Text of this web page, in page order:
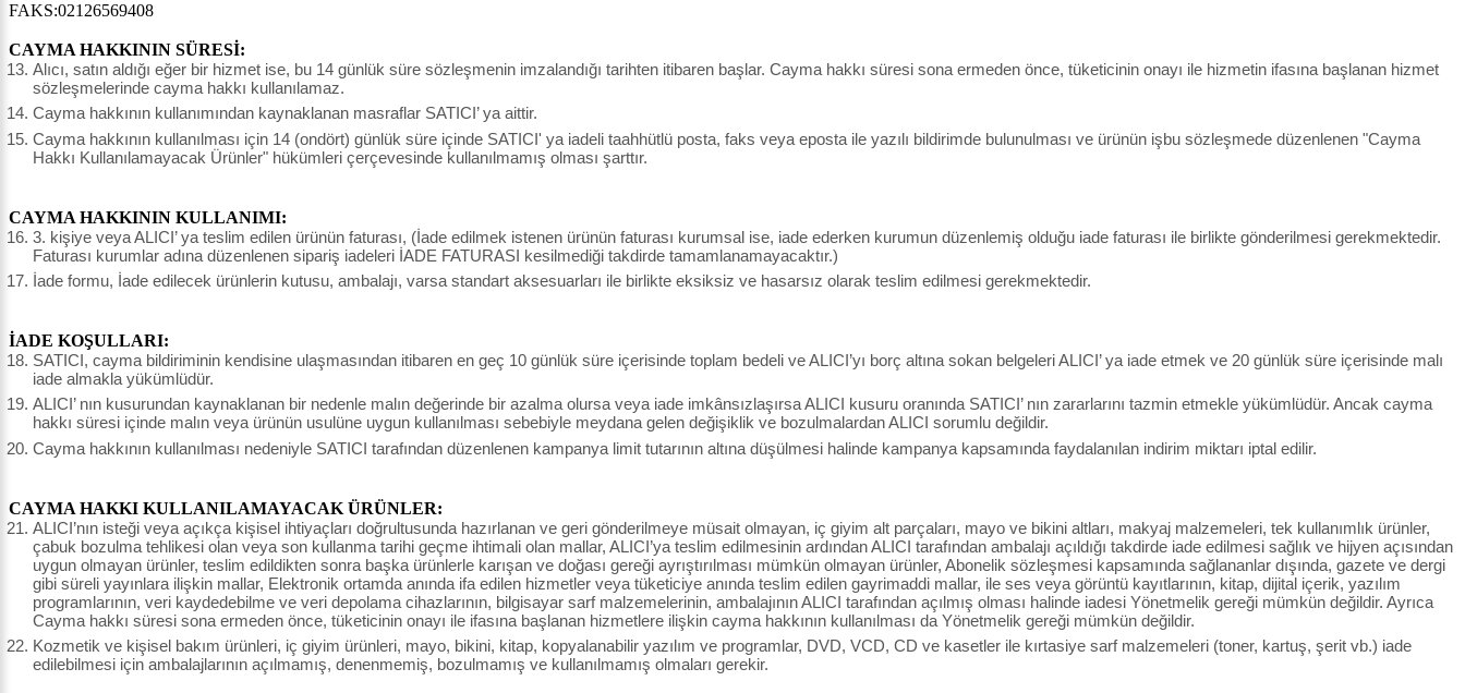
FAKS:02126569408
CAYMA HAKKININ SÜRESİ:
Alıcı, satın aldığı eğer bir hizmet ise, bu 14 günlük süre sözleşmenin imzalandığı tarihten itibaren başlar. Cayma hakkı süresi sona ermeden önce, tüketicinin onayı ile hizmetin ifasına başlanan hizmet
sözleşmelerinde cayma hakkı kullanılamaz.
Cayma hakkının kullanımından kaynaklanan masraflar SATICI’ ya aittir.
Cayma hakkının kullanılması için 14 (ondört) günlük süre içinde SATICI' ya iadeli taahhütlü posta, faks veya eposta ile yazılı bildirimde bulunulması ve ürünün işbu sözleşmede düzenlenen "Cayma
Hakkı Kullanılamayacak Ürünler" hükümleri çerçevesinde kullanılmamış olması şarttır.
CAYMA HAKKININ KULLANIMI:
3. kişiye veya ALICI’ ya teslim edilen ürünün faturası, (İade edilmek istenen ürünün faturası kurumsal ise, iade ederken kurumun düzenlemiş olduğu iade faturası ile birlikte gönderilmesi gerekmektedir.
Faturası kurumlar adına düzenlenen sipariş iadeleri İADE FATURASI kesilmediği takdirde tamamlanamayacaktır.)
İade formu, İade edilecek ürünlerin kutusu, ambalajı, varsa standart aksesuarları ile birlikte eksiksiz ve hasarsız olarak teslim edilmesi gerekmektedir.
İADE KOŞULLARI:
SATICI, cayma bildiriminin kendisine ulaşmasından itibaren en geç 10 günlük süre içerisinde toplam bedeli ve ALICI’yı borç altına sokan belgeleri ALICI’ ya iade etmek ve 20 günlük süre içerisinde malı
iade almakla yükümlüdür.
ALICI’ nın kusurundan kaynaklanan bir nedenle malın değerinde bir azalma olursa veya iade imkânsızlaşırsa ALICI kusuru oranında SATICI’ nın zararlarını tazmin etmekle yükümlüdür. Ancak cayma
hakkı süresi içinde malın veya ürünün usulüne uygun kullanılması sebebiyle meydana gelen değişiklik ve bozulmalardan ALICI sorumlu değildir.
Cayma hakkının kullanılması nedeniyle SATICI tarafından düzenlenen kampanya limit tutarının altına düşülmesi halinde kampanya kapsamında faydalanılan indirim miktarı iptal edilir.
CAYMA HAKKI KULLANILAMAYACAK ÜRÜNLER:
ALICI’nın isteği veya açıkça kişisel ihtiyaçları doğrultusunda hazırlanan ve geri gönderilmeye müsait olmayan, iç giyim alt parçaları, mayo ve bikini altları, makyaj malzemeleri, tek kullanımlık ürünler,
çabuk bozulma tehlikesi olan veya son kullanma tarihi geçme ihtimali olan mallar, ALICI’ya teslim edilmesinin ardından ALICI tarafından ambalajı açıldığı takdirde iade edilmesi sağlık ve hijyen açısından
uygun olmayan ürünler, teslim edildikten sonra başka ürünlerle karışan ve doğası gereği ayrıştırılması mümkün olmayan ürünler, Abonelik sözleşmesi kapsamında sağlananlar dışında, gazete ve dergi
gibi süreli yayınlara ilişkin mallar, Elektronik ortamda anında ifa edilen hizmetler veya tüketiciye anında teslim edilen gayrimaddi mallar, ile ses veya görüntü kayıtlarının, kitap, dijital içerik, yazılım
programlarının, veri kaydedebilme ve veri depolama cihazlarının, bilgisayar sarf malzemelerinin, ambalajının ALICI tarafından açılmış olması halinde iadesi Yönetmelik gereği mümkün değildir. Ayrıca
Cayma hakkı süresi sona ermeden önce, tüketicinin onayı ile ifasına başlanan hizmetlere ilişkin cayma hakkının kullanılması da Yönetmelik gereği mümkün değildir.
Kozmetik ve kişisel bakım ürünleri, iç giyim ürünleri, mayo, bikini, kitap, kopyalanabilir yazılım ve programlar, DVD, VCD, CD ve kasetler ile kırtasiye sarf malzemeleri (toner, kartuş, şerit vb.) iade
edilebilmesi için ambalajlarının açılmamış, denenmemiş, bozulmamış ve kullanılmamış olmaları gerekir.